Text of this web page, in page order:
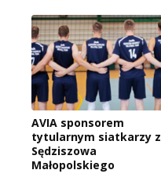
AVIA sponsorem
tytularnym siatkarzy z
Sędziszowa
Małopolskiego